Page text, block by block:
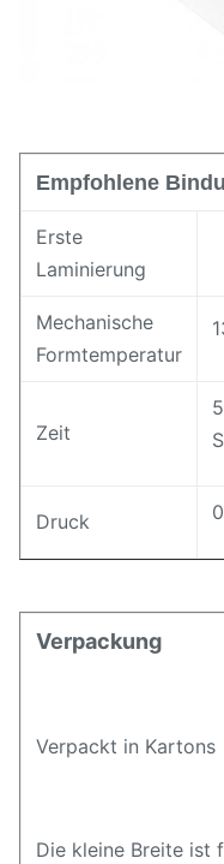
Empfohlene
Erste
Laminierung
Mechanische
Formtemperatur
Zeit
Druck
Verpackung
Verpackt in Kartons
Die kleine Breite ist